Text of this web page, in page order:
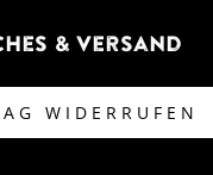
& Versand
WIDERRUFEN